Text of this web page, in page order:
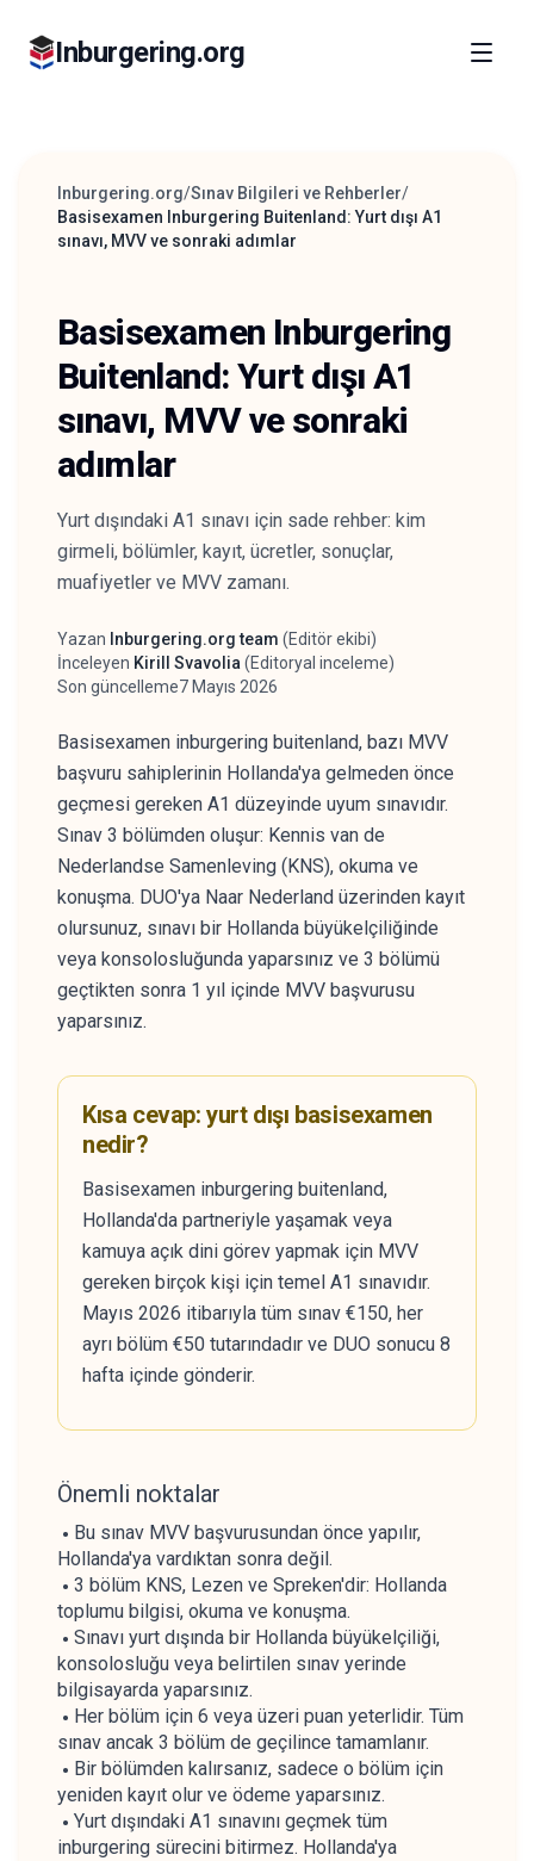
Inburgering.org
Inburgering.org/Sınav Bilgileri ve Rehberler/
Basisexamen Inburgering Buitenland: Yurt dışı A1
sınavı, MVV ve sonraki adımlar
Basisexamen Inburgering
Buitenland: Yurt dışı A1
sınavı, MVV ve sonraki
adımlar
Yurt dışındaki A1 sınavı için sade rehber: kim
girmeli, bölümler, kayıt, ücretler, sonuçlar,
muafiyetler ve MVV zamanı.
Yazar
Yazan Inburgering.org team (Editör ekibi)
İnceleyen
İnceleyen Kirill Svavolia (Editoryal inceleme)
Son güncelleme7 Mayıs 2026
Basisexamen inburgering buitenland, bazı MVV
başvuru sahiplerinin Hollanda'ya gelmeden önce
geçmesi gereken A1 düzeyinde uyum sınavıdır.
Sınav 3 bölümden oluşur: Kennis van de
Nederlandse Samenleving (KNS), okuma ve
konuşma. DUO'ya Naar Nederland üzerinden kayıt
olursunuz, sınavı bir Hollanda büyükelçiliğinde
veya konsolosluğunda yaparsınız ve 3 bölümü
geçtikten sonra 1 yıl içinde MVV başvurusu
yaparsınız.
Kısa cevap: yurt dışı basisexamen
nedir?
Basisexamen inburgering buitenland,
Hollanda'da partneriyle yaşamak veya
kamuya açık dini görev yapmak için MVV
gereken birçok kişi için temel A1 sınavıdır.
Mayıs 2026 itibarıyla tüm sınav €150, her
ayrı bölüm €50 tutarındadır ve DUO sonucu 8
hafta içinde gönderir.
Önemli noktalar
Bu sınav MVV başvurusundan önce yapılır,
Hollanda'ya vardıktan sonra değil.
3 bölüm KNS, Lezen ve Spreken'dir: Hollanda
toplumu bilgisi, okuma ve konuşma.
Sınavı yurt dışında bir Hollanda büyükelçiliği,
konsolosluğu veya belirtilen sınav yerinde
bilgisayarda yaparsınız.
Her bölüm için 6 veya üzeri puan yeterlidir. Tüm
sınav ancak 3 bölüm de geçilince tamamlanır.
Bir bölümden kalırsanız, sadece o bölüm için
yeniden kayıt olur ve ödeme yaparsınız.
Yurt dışındaki A1 sınavını geçmek tüm
inburgering sürecini bitirmez. Hollanda'ya